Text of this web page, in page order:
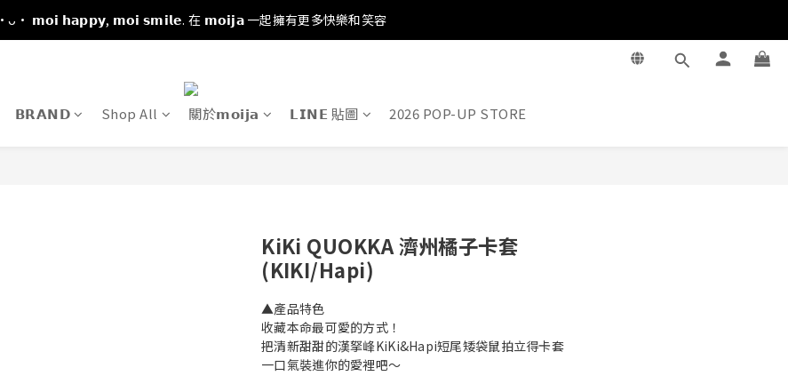
·ᴗ· 𝗺𝗼𝗶 𝗵𝗮𝗽𝗽𝘆, 𝗺𝗼𝗶 𝘀𝗺𝗶𝗹𝗲. 在 𝗺𝗼𝗶𝗷𝗮 一起擁有更多快樂和笑容
𝗕𝗥𝗔𝗡𝗗 Shop All 關於𝗺𝗼𝗶𝗷𝗮 𝗟𝗜𝗡𝗘 貼圖 2026 POP-UP STORE
KiKi QUOKKA 濟州橘子卡套
(KIKI/Hapi)
▲產品特色
收藏本命最可愛的方式！
把清新甜甜的漢拏峰KiKi&Hapi短尾矮袋鼠拍立得卡套
一口氣裝進你的愛裡吧～